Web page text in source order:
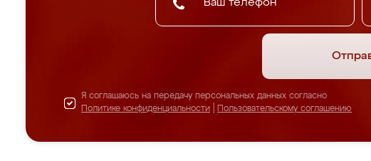
Я соглашаюсь на передачу персональных данных согласно
Политике конфиденциальности
Пользовательскому соглашению